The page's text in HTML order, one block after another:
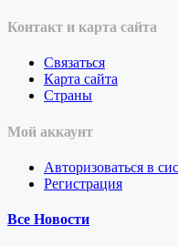
Контакт и карта сайта
Связаться
Карта сайта
Страны
Мой аккаунт
Авторизоваться в
Регистрация
Все Новости